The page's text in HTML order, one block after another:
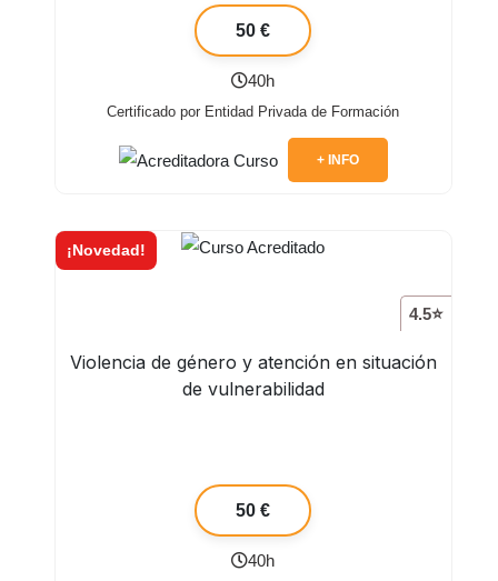
50 €
40h
Certificado por Entidad Privada de Formación
+ INFO
¡Novedad!
4.5⭐
Violencia de género y atención en situación
de vulnerabilidad
50 €
40h